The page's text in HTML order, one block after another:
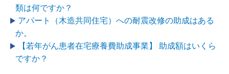
類は何ですか？
アパート（木造共同住宅）への耐震改修の助成はある
か。
【若年がん患者在宅療養費助成事業】 助成額はいくら
ですか？